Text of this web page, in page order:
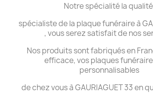
Notre spécialité la
spécialiste de la plaque funéraire à
, vous serez satisfait de nos
Nos produits sont fabriqués en
efficace, vos plaques
personnalisables
de chez vous à GAURIAGUET 33 en